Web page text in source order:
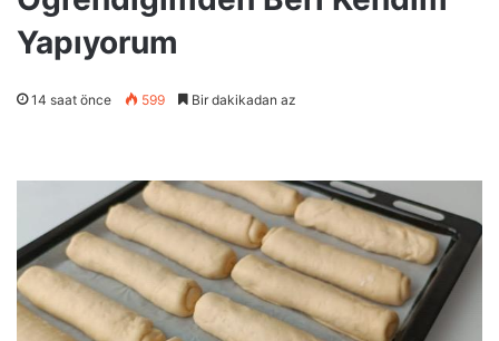
Yapıyorum
14 saat önce 599 Bir dakikadan az